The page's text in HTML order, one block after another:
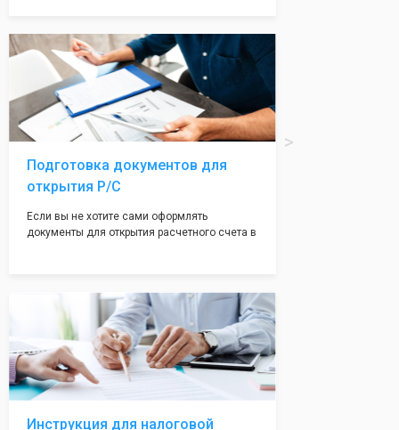
вам поможем с помощью изготовления
печати по индивидуальному эскизу, который
Вы выберете сами из нашего каталога.
Подготовка документов для
открытия Р/С
Если вы не хотите сами оформлять
документы для открытия расчетного счета в
открытия счета, с минимальным затратом
вашего времени и сил!
Инструкция для налоговой